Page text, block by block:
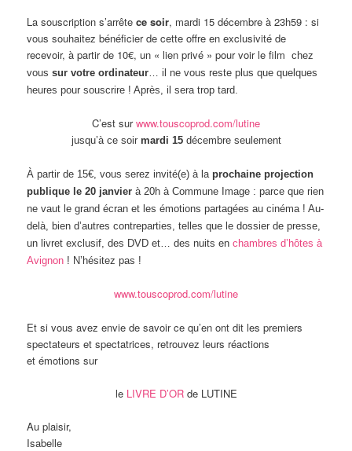
La souscription s’arrêtece soir, mardi 15 décembre à 23h59 : si
vous souhaitez bénéficier de cette offre en exclusivité de
recevoir, à partir de 10€, un « lien privé » pour voir le filmchez
voussur votre ordinateur… il ne vous reste plus que quelques
heures pour souscrire ! Après, il sera trop tard.
C’est surwww.touscoprod.com/lutine
jusqu’à ce soir mardi 15décembre seulement
À partir de 15€, vous serez invité(e) à laprochaine projection
publique le 20 janvierà 20h à Commune Image : parce que rien
ne vaut le grand écran et les émotions partagées au cinéma ! Au-
delà, bien d’autres contreparties, telles que le dossier de presse,
un livret exclusif, des DVD et… des nuits enchambres d’hôtes à
Avignon ! N’hésitez pas !
www.touscoprod.com/lutine
Et si vous avez envie de savoir ce qu’en ont dit les premiers
spectateurs et spectatrices, retrouvez leurs réactions
et émotions sur
le LIVRE D’OR de LUTINE
Au plaisir,
Isabelle